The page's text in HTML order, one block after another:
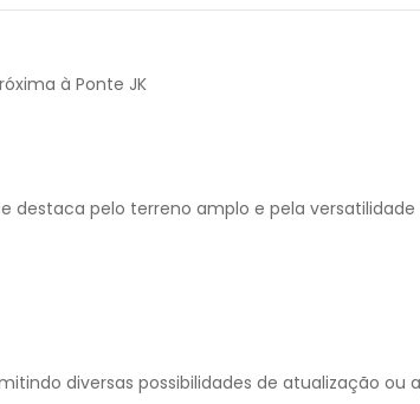
à Ponte JK
destaca pelo terreno amplo e pela versatilidade
diversas possibilidades de atualização ou